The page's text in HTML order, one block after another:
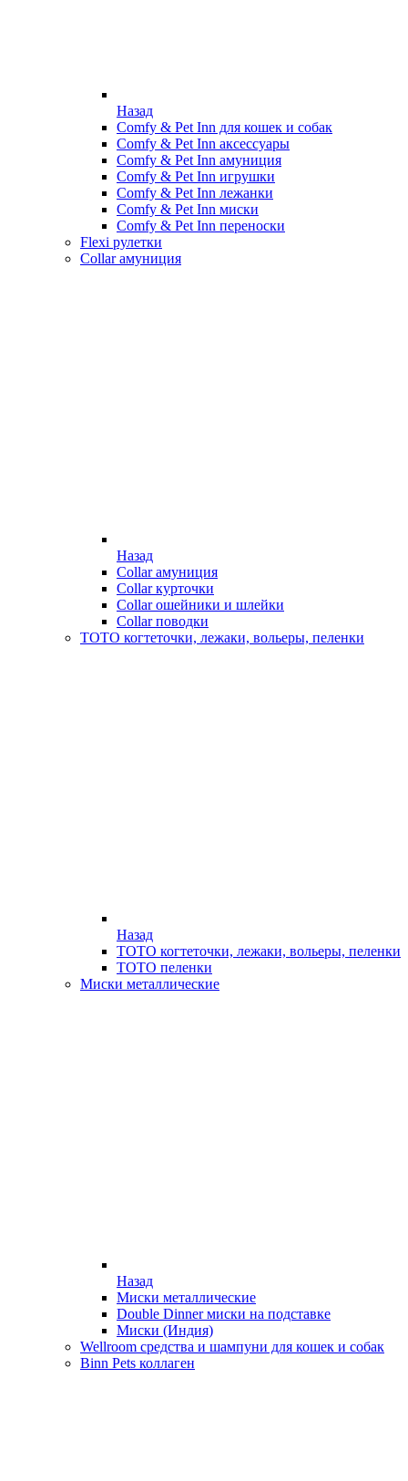
Назад
Comfy & Pet Inn для кошек и собак
Comfy & Pet Inn аксессуары
Comfy & Pet Inn амуниция
Comfy & Pet Inn игрушки
Comfy & Pet Inn лежанки
Comfy & Pet Inn миски
Comfy & Pet Inn переноски
Flexi рулетки
Collar амуниция
Назад
Collar амуниция
Collar курточки
Collar ошейники и шлейки
Collar поводки
ТОТО когтеточки, лежаки, вольеры, пеленки
Назад
ТОТО когтеточки, лежаки, вольеры, пеленки
ТОТО пеленки
Миски металлические
Назад
Миски металлические
Double Dinner миски на подставке
Миски (Индия)
Wellroom средства и шампуни для кошек и собак
Binn Pets коллаген